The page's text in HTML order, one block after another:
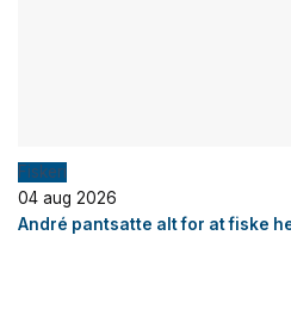
Fiskeri
04 aug 2026
André pantsatte alt for at fiske